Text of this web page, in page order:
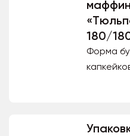
180/
Форма